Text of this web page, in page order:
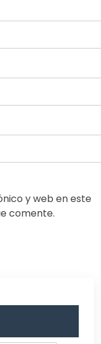
y web en este
comente.